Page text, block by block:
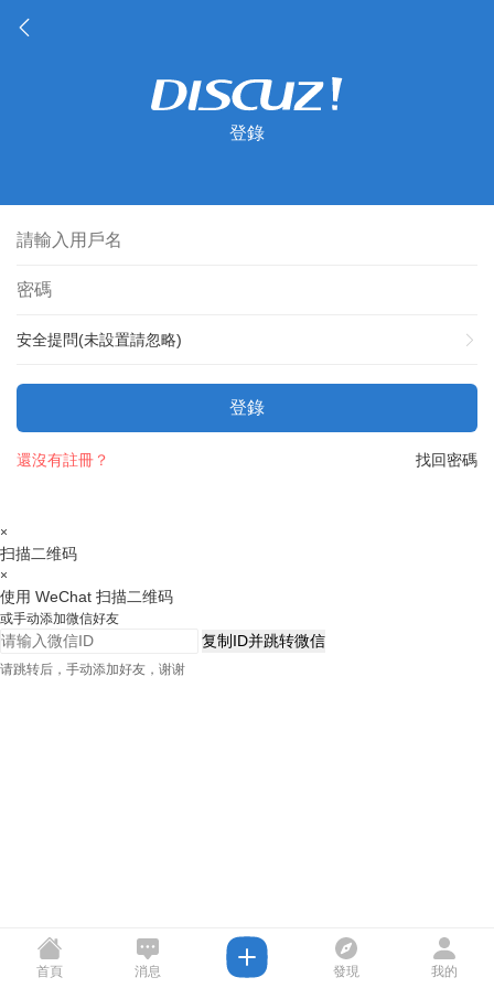
登錄
安全提問(未設置請忽略)
登錄
找回密碼
還沒有註冊？
×
扫描二维码
×
使用 WeChat 扫描二维码
或手动添加微信好友
复制ID并跳转微信
请跳转后，手动添加好友，谢谢
首頁 消息 發現 我的